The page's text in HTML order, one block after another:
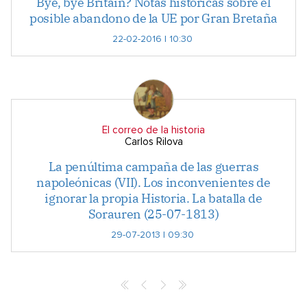
posible abandono de la UE por Gran Bretaña
22-02-2016 | 10:30
El correo de la historia
Carlos Rilova
La penúltima campaña de las guerras
napoleónicas (VII). Los inconvenientes de
ignorar la propia Historia. La batalla de
Sorauren (25-07-1813)
29-07-2013 | 09:30